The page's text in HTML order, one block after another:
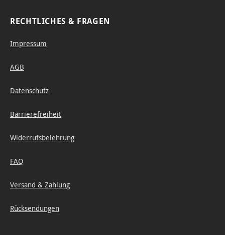
RECHTLICHES & FRAGEN
Impressum
AGB
Datenschutz
Barrierefreiheit
Widerrufsbelehrung
FAQ
Versand & Zahlung
Rücksendungen